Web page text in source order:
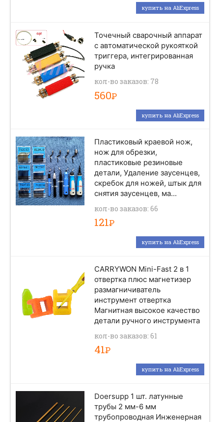
купить на AliExpress
Точечный сварочный аппарат
с автоматической рукояткой
триггера, интегрированная
ручка
кол-во заказов: 78
560Р
купить на AliExpress
Пластиковый краевой нож,
нож для обрезки,
пластиковые резиновые
детали, Удаление заусенцев,
скребок для ножей, штык для
снятия заусенцев, ма...
кол-во заказов: 66
121Р
купить на AliExpress
CARRYWON Mini-Fast 2 в 1
отвертка плюс магнетизер
размагничиватель
инструмент отвертка
Магнитная высокое качество
детали ручного инструмента
кол-во заказов: 61
41Р
купить на AliExpress
Doersupp 1 шт. латунные
трубы 2 мм-6 мм
трубопроводная Инженерная